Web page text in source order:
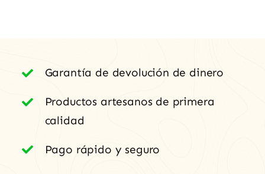
Garantía de devolución de dinero
Productos artesanos de primera
calidad
Pago rápido y seguro